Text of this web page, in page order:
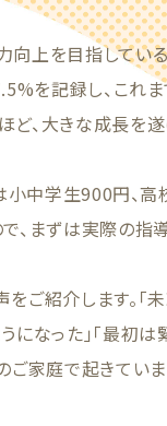
上を目指してい
を記録し、これ
、大きな成長を遂
小中学生900円、
、まずは実際の指
ご紹介します。
になった」「最初
ご家庭で起きていま